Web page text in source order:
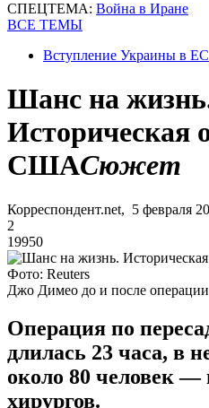
СПЕЦТЕМА: Война в Иране
ВСЕ ТЕМЫ
Вступление Украины в ЕС
Шанс на
Историческая
СШАСюжет
Корреспондент.net, 5 февраля
2
19950
Фото: Reuters
Джо Димео до и после операции
Операция по
длилась 23 часа, в
около 80 человек —
хирургов.